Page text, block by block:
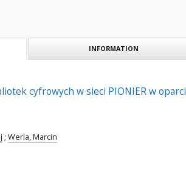
INFORMATION
cyfrowych w sieci PIONIER w
; Werla, Marcin